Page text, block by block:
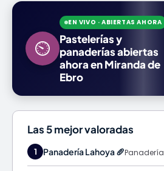
⏲
EN VIVO · ABIERTAS AHORA
Pastelerías y
panaderías abiertas
ahora en Miranda de
Ebro
Las 5 mejor valoradas
1 Panadería Lahoya 🥖Panadería